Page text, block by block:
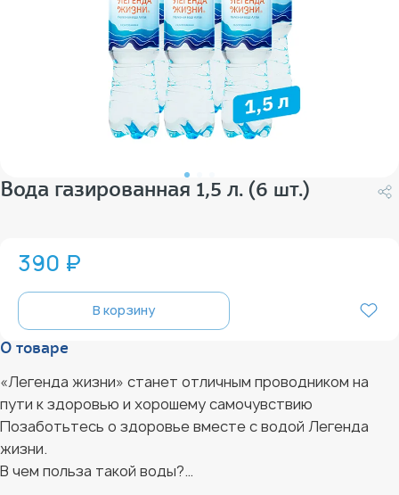
Вода газированная 1,5 л. (6 шт.)
О товаре
«Легенда жизни» станет отличным проводником на
пути к здоровью и хорошему самочувствию
Позаботьтесь о здоровье вместе с водой Легенда
жизни.
В чем польза такой воды?
390 ₽
В корзину